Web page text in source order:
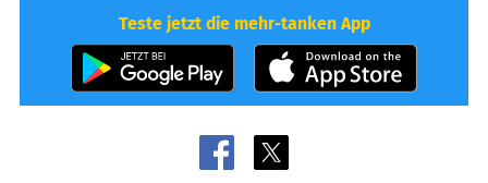
Teste jetzt die mehr-tanken App